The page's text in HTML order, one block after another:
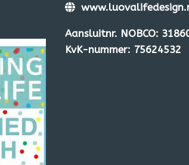
Aansluitnr. NOBCO:
KvK-nummer: 75624532